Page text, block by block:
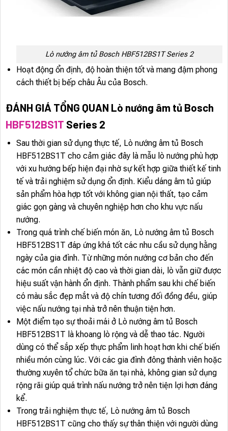
Lò nướng âm tủ Bosch HBF512BS1T Series 2
Hoạt động ổn định, độ hoàn thiện tốt và mang đậm phong
cách thiết bị bếp châu Âu của Bosch.
ĐÁNH GIÁ TỔNG QUAN Lò nướng âm tủ Bosch
HBF512BS1T Series 2
Sau thời gian sử dụng thực tế, Lò nướng âm tủ Bosch
HBF512BS1T cho cảm giác đây là mẫu lò nướng phù hợp
với xu hướng bếp hiện đại nhờ sự kết hợp giữa thiết kế tinh
tế và trải nghiệm sử dụng ổn định. Kiểu dáng âm tủ giúp
sản phẩm hòa hợp tốt với không gian nội thất, tạo cảm
giác gọn gàng và chuyên nghiệp hơn cho khu vực nấu
nướng.
Trong quá trình chế biến món ăn, Lò nướng âm tủ Bosch
HBF512BS1T đáp ứng khá tốt các nhu cầu sử dụng hằng
ngày của gia đình. Từ những món nướng cơ bản cho đến
các món cần nhiệt độ cao và thời gian dài, lò vẫn giữ được
hiệu suất vận hành ổn định. Thành phẩm sau khi chế biến
có màu sắc đẹp mắt và độ chín tương đối đồng đều, giúp
việc nấu nướng tại nhà trở nên thuận tiện hơn.
Một điểm tạo sự thoải mái ở Lò nướng âm tủ Bosch
HBF512BS1T là khoang lò rộng và dễ thao tác. Người
dùng có thể sắp xếp thực phẩm linh hoạt hơn khi chế biến
nhiều món cùng lúc. Với các gia đình đông thành viên hoặc
thường xuyên tổ chức bữa ăn tại nhà, không gian sử dụng
rộng rãi giúp quá trình nấu nướng trở nên tiện lợi hơn đáng
kể.
Trong trải nghiệm thực tế, Lò nướng âm tủ Bosch
HBF512BS1T cũng cho thấy sự thân thiện với người dùng